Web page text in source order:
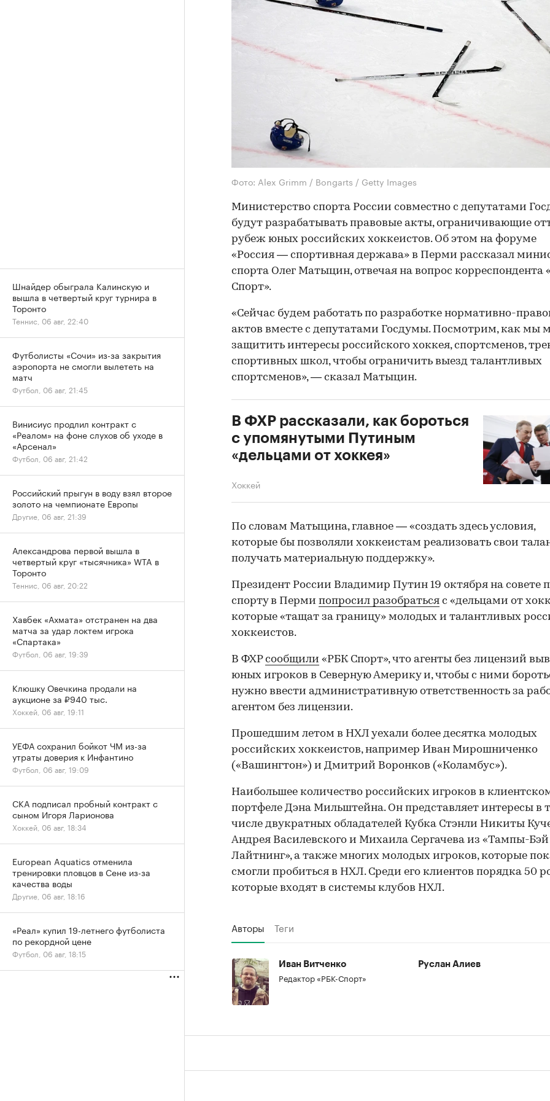
Фото: Alex Grimm / Bongarts / Getty Images
Министерство спорта России совместно с депутатами
будут разрабатывать правовые акты, ограничивающие
рубеж юных российских хоккеистов. Об этом на форуме
«Россия — спортивная держава» в Перми рассказал
спорта Олег Матыцин, отвечая на вопрос корреспондента
Спорт».
«Сейчас будем работать по разработке нормативно-
актов вместе с депутатами Госдумы. Посмотрим, как мы
защитить интересы российского хоккея, спортсменов,
спортивных школ, чтобы ограничить выезд талантливых
спортсменов», — сказал Матыцин.
В ФХР рассказали, как бороться
с упомянутыми Путиным
«дельцами от хоккея»
Хоккей
00:00 / 00:00
По словам Матыцина, главное — «создать здесь условия,
которые бы позволяли хоккеистам реализовать свои
получать материальную поддержку».
Президент России Владимир Путин 19 октября на совете
спорту в Перми попросил разобраться с «дельцами от
которые «тащат за границу» молодых и талантливых
хоккеистов.
В ФХРсообщили «РБК Спорт», что агенты без лицензий
юных игроков в Северную Америку и, чтобы с ними
нужно ввести административную ответственность за
агентом без лицензии.
Прошедшим летом в НХЛ уехали более десятка молодых
российских хоккеистов, например Иван Мирошниченко
(«Вашингтон») и Дмитрий Воронков («Коламбус»).
Наибольшее количество российских игроков в
портфеле Дэна Мильштейна. Он представляет интересы в
числе двукратных обладателей Кубка Стэнли Никиты
Андрея Василевского и Михаила Сергачева из «Тампы-Бэй
Лайтнинг», а также многих молодых игроков, которые
смогли пробиться в НХЛ. Среди его клиентов порядка 50
которые входят в системы клубов НХЛ.
Авторы Теги
Иван Витченко
Редактор «РБК-Спорт»
Руслан Алиев
Шнайдер обыграла Калинскую и
вышла в четвертый круг турнира в
Торонто
Теннис, 06 авг, 22:40
Футболисты «Сочи» из-за закрытия
аэропорта не смогли вылететь на
матч
Футбол, 06 авг, 21:45
Винисиус продлил контракт с
«Реалом» на фоне слухов об уходе в
«Арсенал»
Футбол, 06 авг, 21:42
Российский прыгун в воду взял второе
золото на чемпионате Европы
Другие, 06 авг, 21:39
Александрова первой вышла в
четвертый круг «тысячника» WTA в
Торонто
Теннис, 06 авг, 20:22
Хавбек «Ахмата» отстранен на два
матча за удар локтем игрока
«Спартака»
Футбол, 06 авг, 19:39
Клюшку Овечкина продали на
аукционе за ₽940 тыс.
Хоккей, 06 авг, 19:11
УЕФА сохранил бойкот ЧМ из-за
утраты доверия к Инфантино
Футбол, 06 авг, 19:09
СКА подписал пробный контракт с
сыном Игоря Ларионова
Хоккей, 06 авг, 18:34
European Aquatics отменила
тренировки пловцов в Сене из-за
качества воды
Другие, 06 авг, 18:16
«Реал» купил 19-летнего футболиста
по рекордной цене
Футбол, 06 авг, 18:15